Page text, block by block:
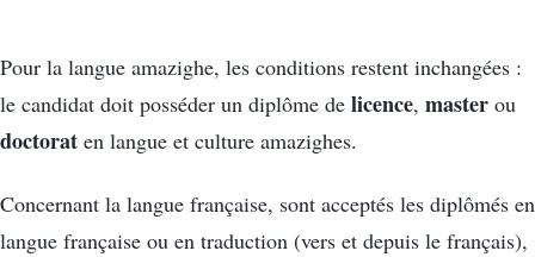
Pour la langue amazighe, les conditions restent inchangées :
le candidat doit posséder un diplôme de licence, master ou
doctorat en langue et culture amazighes.
Concernant la langue française, sont acceptés les diplômés en
langue française ou en traduction (vers et depuis le français),